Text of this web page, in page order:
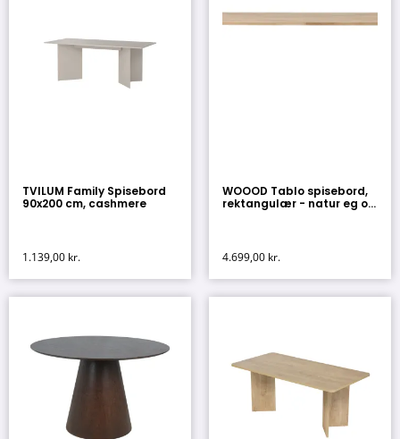
TVILUM Family Spisebord
90x200 cm, cashmere
1.139,00 kr.
WOOOD Tablo spisebord,
rektangulær - natur eg o...
4.699,00 kr.